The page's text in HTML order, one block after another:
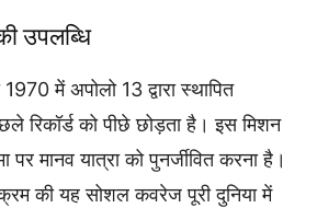
उपलब्धि
में अपोलो 13 द्वारा स्थापित
रिकॉर्ड को पीछे छोड़ता है। इस मिशन
पर मानव यात्रा को पुनर्जीवित करना है।
की यह सोशल कवरेज पूरी दुनिया में